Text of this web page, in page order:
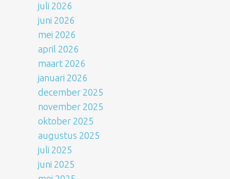
juli 2026
juni 2026
mei 2026
april 2026
maart 2026
januari 2026
december 2025
november 2025
oktober 2025
augustus 2025
juli 2025
juni 2025